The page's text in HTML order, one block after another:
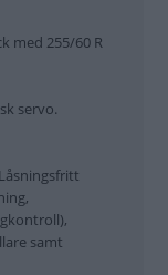
med 255/60 R
servo.
samt